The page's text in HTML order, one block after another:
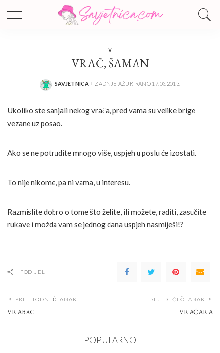
V
VRAČ, ŠAMAN
POSTED
SAVJETNICA ZADNJE AŽURIRANO 17.03.2013.
Ukoliko ste sanjali nekog vrača, pred vama su velike brige
vezane uz posao.
Ako se ne potrudite mnogo više, uspjeh u poslu će izostati.
To nije nikome, pa ni vama, u interesu.
Razmislite dobro o tome što želite, ili možete, raditi, zasučite
rukave i možda vam se jednog dana uspjeh nasmiješi!?
PODIJELI
PRETHODNI ČLANAK
VRABAC
SLJEDEĆI ČLANAK
VRAČARA
POPULARNO